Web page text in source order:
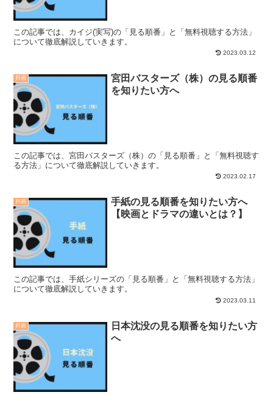
この記事では、カイジ(実写)の「見る順番」と「無料視聴する方法」
について徹底解説していきます。
2023.03.12
邦画
宮田バスターズ（株）の見る順番
を知りたい方へ
この記事では、宮田バスターズ（株）の「見る順番」と「無料視聴す
る方法」について徹底解説していきます。
2023.02.17
邦画
手紙の見る順番を知りたい方へ
【映画とドラマの違いとは？】
この記事では、手紙シリーズの「見る順番」と「無料視聴する方法」
について徹底解説していきます。
2023.03.11
邦画
日本沈没の見る順番を知りたい方
へ